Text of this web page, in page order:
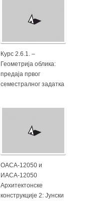
Курс 2.6.1. –
Геометрија облика:
предаја првог
семестралног задатка
ОАСА-12050 и
ИАСА-12050
Архитектонске
конструкције 2: Јунски